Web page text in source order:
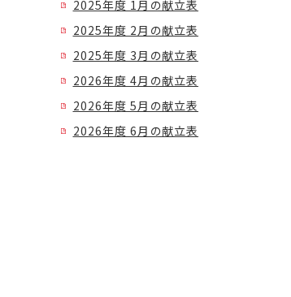
2025年度 1月の献立表
2025年度 2月の献立表
2025年度 3月の献立表
2026年度 4月の献立表
2026年度 5月の献立表
2026年度 6月の献立表